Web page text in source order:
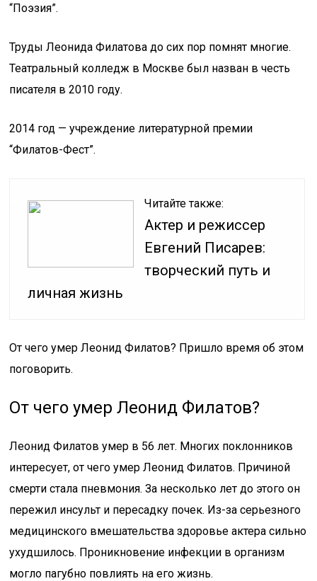
“Поэзия”.
Труды Леонида Филатова до сих пор помнят многие.
Театральный колледж в Москве был назван в честь
писателя в 2010 году.
2014 год — учреждение литературной премии
“Филатов-Фест”.
Читайте также:
Актер и режиссер
Евгений Писарев:
творческий путь и
личная жизнь
От чего умер Леонид Филатов? Пришло время об этом
поговорить.
От чего умер Леонид Филатов?
Леонид Филатов умер в 56 лет. Многих поклонников
интересует, от чего умер Леонид Филатов. Причиной
смерти стала пневмония. За несколько лет до этого он
пережил инсульт и пересадку почек. Из-за серьезного
медицинского вмешательства здоровье актера сильно
ухудшилось. Проникновение инфекции в организм
могло пагубно повлиять на его жизнь.